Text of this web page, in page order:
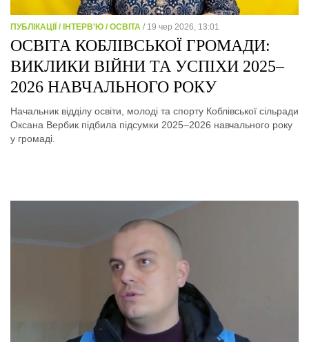
ПУБЛІКАЦІЇ / ІНТЕРВ’Ю / ОСВІТА / 19 чер 2026, 13:01
ОСВІТА КОБЛІВСЬКОЇ ГРОМАДИ:
ВИКЛИКИ ВІЙНИ ТА УСПІХИ 2025–
2026 НАВЧАЛЬНОГО РОКУ
Начальник відділу освіти, молоді та спорту Коблівської сільради
Оксана Вербик підбила підсумки 2025–2026 навчального року
у громаді.